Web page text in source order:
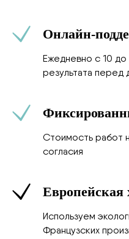
Онлайн-
Ежедневно с 10
результата перед
Стоимость работ
согласия
Европейская
Используем
Французских